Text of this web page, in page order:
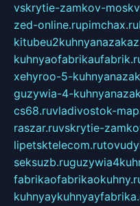
vskrytie-zamkov-
zed-online.rupimchax.ru
xehyroo-5-
guzywia-4-
cs68.ruvladivostok-
raszar.ruvskrytie-
lipetsktelecom.ru
seksuzb.ru